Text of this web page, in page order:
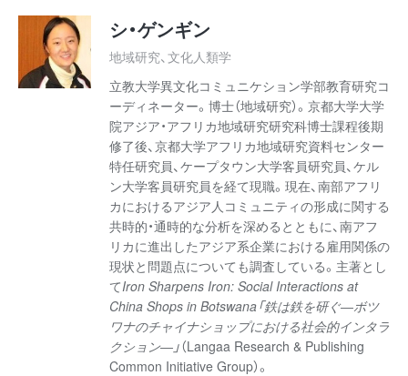
シ・ゲンギン
地域研究、文化人類学
立教大学異文化コミュニケション学部教育研究コ
ーディネーター。博士（地域研究）。京都大学大学
院アジア・アフリカ地域研究研究科博士課程後期
修了後、京都大学アフリカ地域研究資料センター
特任研究員、ケープタウン大学客員研究員、ケル
ン大学客員研究員を経て現職。現在、南部アフリ
カにおけるアジア人コミュニティの形成に関する
共時的・通時的な分析を深めるとともに、南アフ
リカに進出したアジア系企業における雇用関係の
現状と問題点についても調査している。主著とし
てIron Sharpens Iron: Social Interactions at
China Shops in Botswana「鉄は鉄を研ぐ―ボツ
ワナのチャイナショップにおける社会的インタラ
クション―」（Langaa Research & Publishing
Common Initiative Group）。